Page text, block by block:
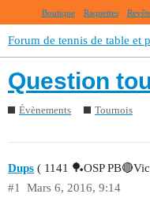
Boutique Raquettes
Forum de tennis de table et
Question
Évènements Tournois
Dups ( 1141 🏓OSP
Mars 6, 2016, 9:14
#1